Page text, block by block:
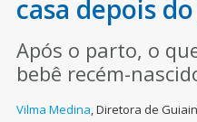
casa depois
Após o parto, o
bebê recém-
Vilma Medina,Diretora de